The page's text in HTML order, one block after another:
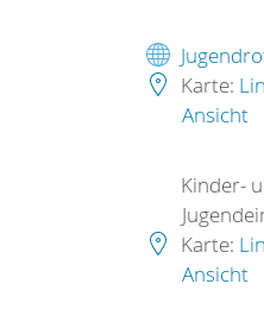
Karte:
Ansicht
Kinder-
Karte:
Ansicht